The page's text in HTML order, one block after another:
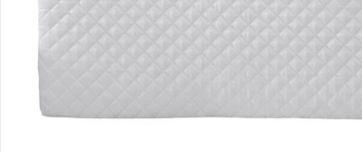
Filialen & Beratung
Unternehmen